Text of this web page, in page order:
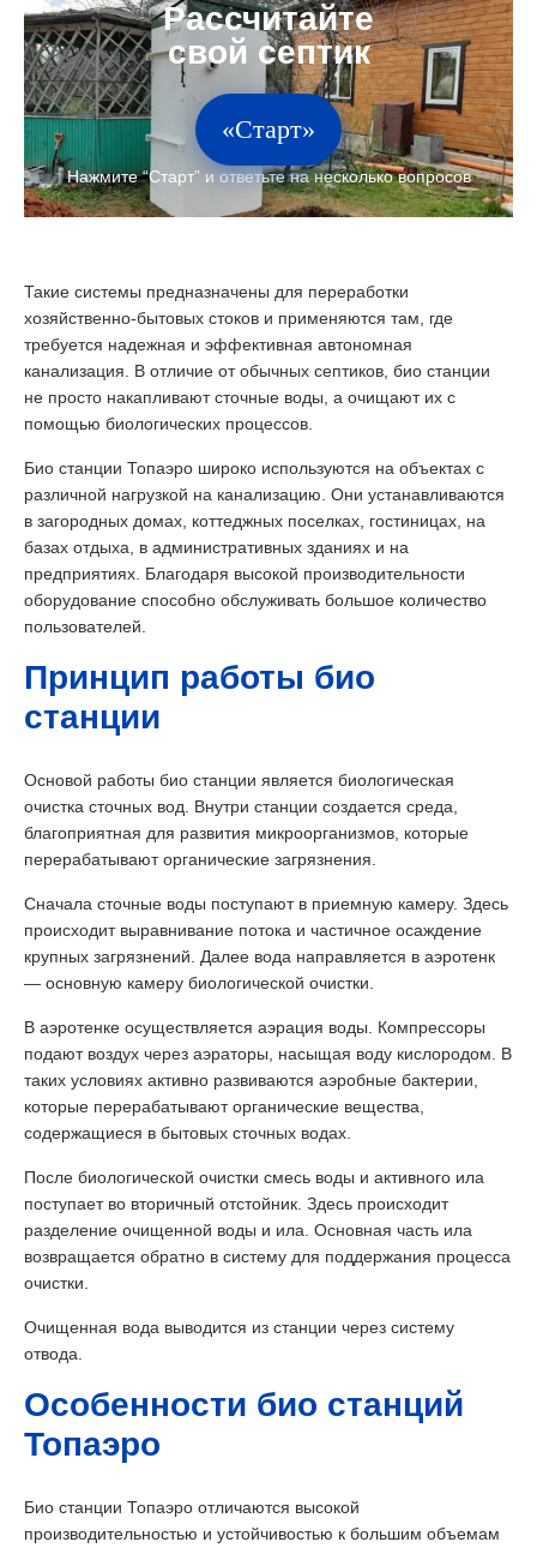
«Старт»
Такие системы предназначены для переработки
хозяйственно-бытовых стоков и применяются там, где
требуется надежная и эффективная автономная
канализация. В отличие от обычных септиков, био станции
не просто накапливают сточные воды, а очищают их с
помощью биологических процессов.
Био станции Топаэро широко используются на объектах с
различной нагрузкой на канализацию. Они устанавливаются
в загородных домах, коттеджных поселках, гостиницах, на
базах отдыха, в административных зданиях и на
предприятиях. Благодаря высокой производительности
оборудование способно обслуживать большое количество
пользователей.
Принцип работы био
станции
Основой работы био станции является биологическая
очистка сточных вод. Внутри станции создается среда,
благоприятная для развития микроорганизмов, которые
перерабатывают органические загрязнения.
Сначала сточные воды поступают в приемную камеру. Здесь
происходит выравнивание потока и частичное осаждение
крупных загрязнений. Далее вода направляется в аэротенк
— основную камеру биологической очистки.
В аэротенке осуществляется аэрация воды. Компрессоры
подают воздух через аэраторы, насыщая воду кислородом. В
таких условиях активно развиваются аэробные бактерии,
которые перерабатывают органические вещества,
содержащиеся в бытовых сточных водах.
После биологической очистки смесь воды и активного ила
поступает во вторичный отстойник. Здесь происходит
разделение очищенной воды и ила. Основная часть ила
возвращается обратно в систему для поддержания процесса
очистки.
Очищенная вода выводится из станции через систему
отвода.
Особенности био станций
Топаэро
Био станции Топаэро отличаются высокой
производительностью и устойчивостью к большим объемам